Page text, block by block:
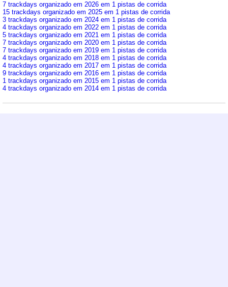
7 trackdays organizado em 2026 em 1 pistas de corrida
15 trackdays organizado em 2025 em 1 pistas de corrida
3 trackdays organizado em 2024 em 1 pistas de corrida
4 trackdays organizado em 2022 em 1 pistas de corrida
5 trackdays organizado em 2021 em 1 pistas de corrida
7 trackdays organizado em 2020 em 1 pistas de corrida
7 trackdays organizado em 2019 em 1 pistas de corrida
4 trackdays organizado em 2018 em 1 pistas de corrida
4 trackdays organizado em 2017 em 1 pistas de corrida
9 trackdays organizado em 2016 em 1 pistas de corrida
1 trackdays organizado em 2015 em 1 pistas de corrida
4 trackdays organizado em 2014 em 1 pistas de corrida